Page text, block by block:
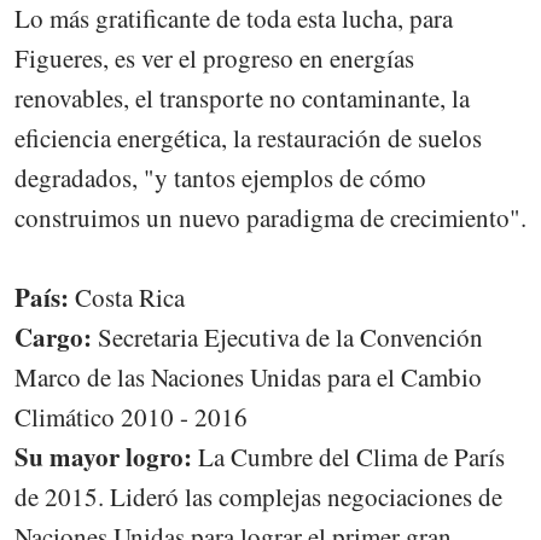
Lo más gratificante de toda esta lucha, para
Figueres, es ver el progreso en energías
renovables, el transporte no contaminante, la
eficiencia energética, la restauración de suelos
degradados, "y tantos ejemplos de cómo
construimos un nuevo paradigma de crecimiento".
País: Costa Rica
Cargo: Secretaria Ejecutiva de la Convención
Marco de las Naciones Unidas para el Cambio
Climático 2010 - 2016
Su mayor logro: La Cumbre del Clima de París
de 2015. Lideró las complejas negociaciones de